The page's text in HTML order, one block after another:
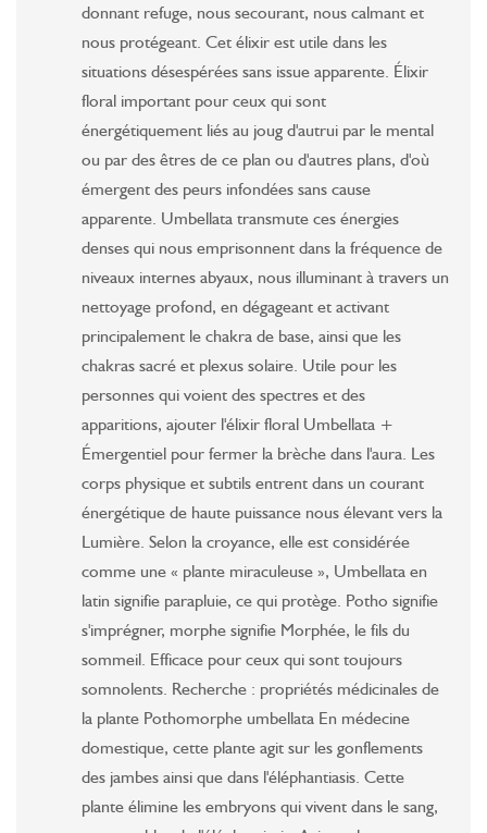
donnant refuge, nous secourant, nous calmant et
nous protégeant. Cet élixir est utile dans les
situations désespérées sans issue apparente. Élixir
floral important pour ceux qui sont
énergétiquement liés au joug d'autrui par le mental
ou par des êtres de ce plan ou d'autres plans, d'où
émergent des peurs infondées sans cause
apparente. Umbellata transmute ces énergies
denses qui nous emprisonnent dans la fréquence de
niveaux internes abyaux, nous illuminant à travers un
nettoyage profond, en dégageant et activant
principalement le chakra de base, ainsi que les
chakras sacré et plexus solaire. Utile pour les
personnes qui voient des spectres et des
apparitions, ajouter l'élixir floral Umbellata +
Émergentiel pour fermer la brèche dans l'aura. Les
corps physique et subtils entrent dans un courant
énergétique de haute puissance nous élevant vers la
Lumière. Selon la croyance, elle est considérée
comme une « plante miraculeuse », Umbellata en
latin signifie parapluie, ce qui protège. Potho signifie
s'imprégner, morphe signifie Morphée, le fils du
sommeil. Efficace pour ceux qui sont toujours
somnolents. Recherche : propriétés médicinales de
la plante Pothomorphe umbellata En médecine
domestique, cette plante agit sur les gonflements
des jambes ainsi que dans l'éléphantiasis. Cette
plante élimine les embryons qui vivent dans le sang,